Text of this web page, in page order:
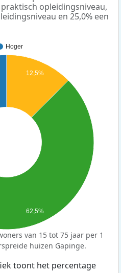
opleidingsniveau,
en 25,0% een
Hoger
12,5%
62,5%
van 15 tot 75 jaar per 1
huizen Gapinge.
toont het percentage